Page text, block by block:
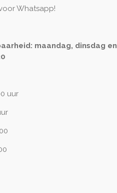
Whatsapp!
maandag, dinsdag en
uur